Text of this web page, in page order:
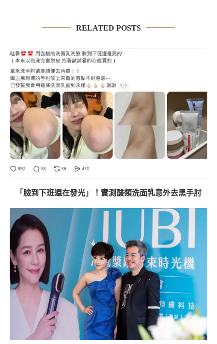
RELATED POSTS
「臉到下班還在發光」！實測酸類洗面乳意外去黑手肘